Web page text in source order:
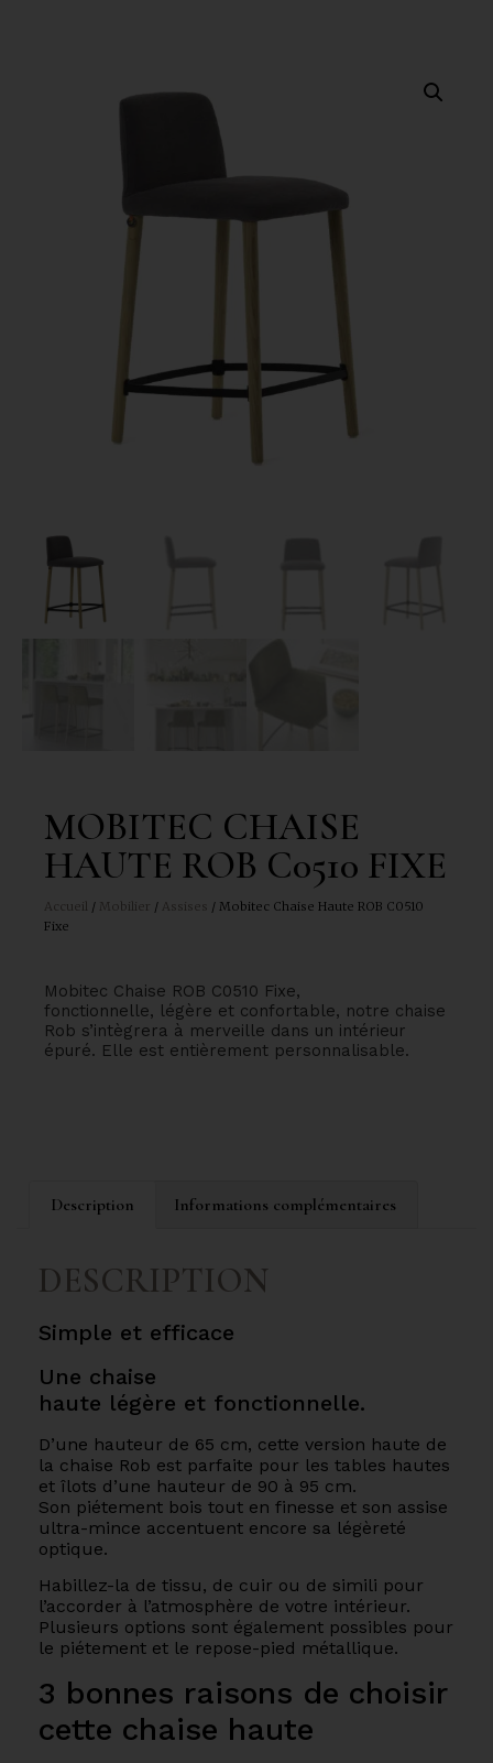
MOBITEC CHAISE
HAUTE ROB C0510 FIXE
Accueil / Mobilier / Assises / Mobitec Chaise Haute ROB C0510
Fixe
Mobitec Chaise ROB C0510 Fixe,
fonctionnelle, légère et confortable, notre chaise
Rob s’intègrera à merveille dans un intérieur
épuré. Elle est entièrement personnalisable.
Description Informations complémentaires
DESCRIPTION
Simple et efficace
Une chaise
haute légère et fonctionnelle.
D’une hauteur de 65 cm, cette version haute de
la chaise Rob est parfaite pour les tables hautes
et îlots d’une hauteur de 90 à 95 cm.
Son piétement bois tout en finesse et son assise
ultra-mince accentuent encore sa légèreté
optique.
Habillez-la de tissu, de cuir ou de simili pour
l’accorder à l’atmosphère de votre intérieur.
Plusieurs options sont également possibles pour
le piétement et le repose-pied métallique.
3 bonnes raisons de choisir
cette chaise haute